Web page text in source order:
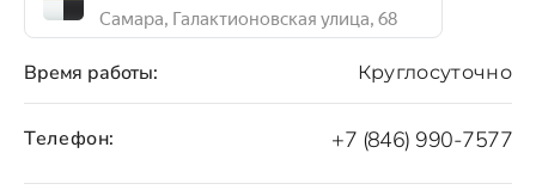
Время работы: Круглосуточно
Телефон: +7 (846) 990-7577
Самара, Галактионовская улица, 68